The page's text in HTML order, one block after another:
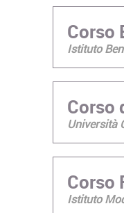
Corso
Istituto
Corso
Università
Corso
Istituto